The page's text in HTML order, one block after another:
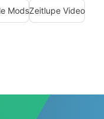
ModsZeitlupe Video